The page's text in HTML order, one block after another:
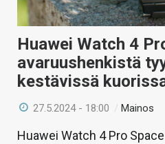
Huawei Watch 4
avaruushenkistä
kestävissä
27.5.2024 - 18:00 / Mainos
Huawei Watch 4 Pro